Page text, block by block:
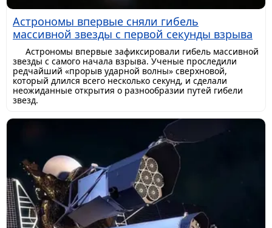
Астрономы впервые сняли гибель
массивной звезды с первой секунды взрыва
Астрономы впервые зафиксировали гибель массивной
звезды с самого начала взрыва. Ученые проследили
редчайший «прорыв ударной волны» сверхновой,
который длился всего несколько секунд, и сделали
неожиданные открытия о разнообразии путей гибели
звезд.